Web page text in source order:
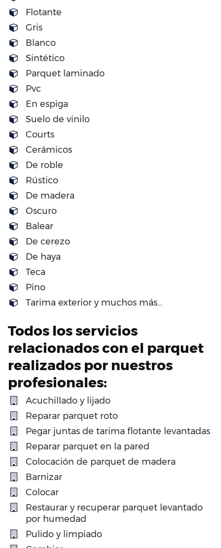
Flotante
Gris
Blanco
Sintético
Parquet laminado
Pvc
En espiga
Suelo de vinilo
Courts
Cerámicos
De roble
Rústico
De madera
Oscuro
Balear
De cerezo
De haya
Teca
Pino
Tarima exterior y muchos más…
Todos los servicios
relacionados con el parquet
realizados por nuestros
profesionales:
Acuchillado y lijado
Reparar parquet roto
Pegar juntas de tarima flotante levantadas
Reparar parquet en la pared
Colocación de parquet de madera
Barnizar
Colocar
Restaurar y recuperar parquet levantado
por humedad
Pulido y limpiado